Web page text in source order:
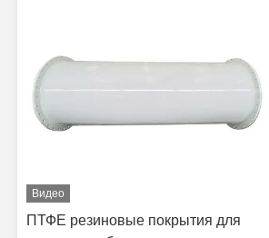
Видео
ПТФЕ резиновые покрытия для